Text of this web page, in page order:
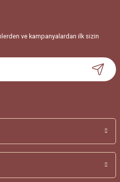
pahalı.
olmalı.
ve kampanyalardan ilk sizin